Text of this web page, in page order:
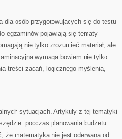
dla osób przygotowujących się do testu
egzaminów pojawiają się tematy
nie tylko zrozumieć materiał, ale
wymaga bowiem nie tylko
treści zadań, logicznego myślenia,
sytuacjach. Artykuły z tej tematyki
podczas planowania budżetu.
że matematyka nie jest oderwana od